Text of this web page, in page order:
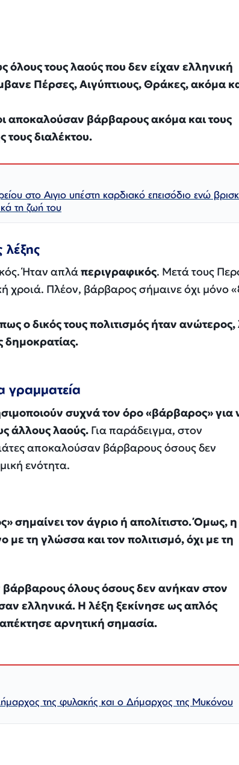
τους λαούς που δεν είχαν ελληνική
Πέρσες, Αιγύπτιους, Θράκες, ακόμα
αποκαλούσαν βάρβαρους ακόμα και τους
τους διαλέκτου.
στο Αιγιο υπέστη καρδιακό επεισόδιο ενώ
τη ζωή του
λέξης
Ήταν απλάπεριγραφικός. Μετά τους
χροιά. Πλέον, βάρβαρος σήμαινε όχι μόνο
ο δικός τους πολιτισμός ήταν
δημοκρατίας.
γραμματεία
συχνά τον όρο «βάρβαρος» για
άλλους λαούς. Για παράδειγμα, στον
αποκαλούσαν βάρβαρους όσους δεν
ενότητα.
τον άγριο ή απολίτιστο. Όμως, η
με τη γλώσσα και τον πολιτισμό, όχι με τη
όλους όσους δεν ανήκαν στον
ελληνικά. Η λέξη ξεκίνησε ως απλός
αρνητική σημασία.
της φυλακής και ο Δήμαρχος της Μυκόνου